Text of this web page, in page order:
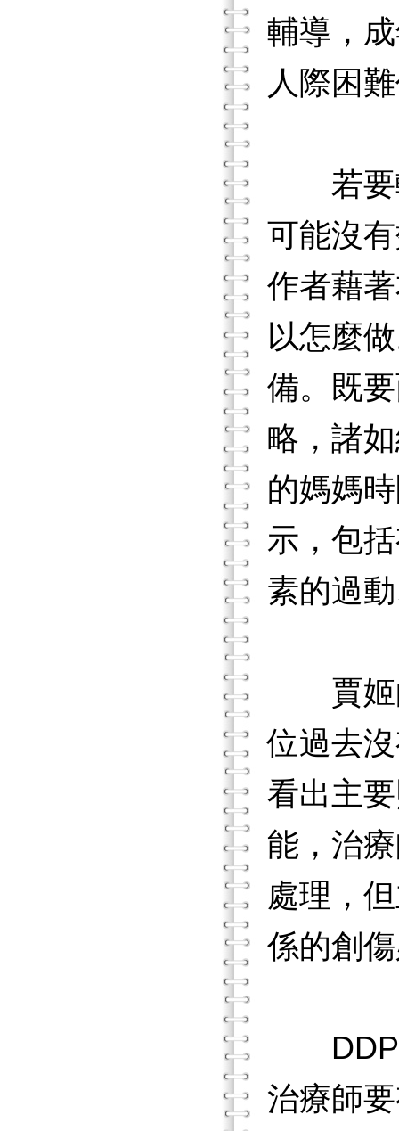
輔導，
人際困
若要輔
可能沒
作者藉
以怎麼
備。既
略，諸
的媽媽
示，包
素的過
賈姬的
位過去
看出主
能，治
處理，
係的創
DDP
治療師